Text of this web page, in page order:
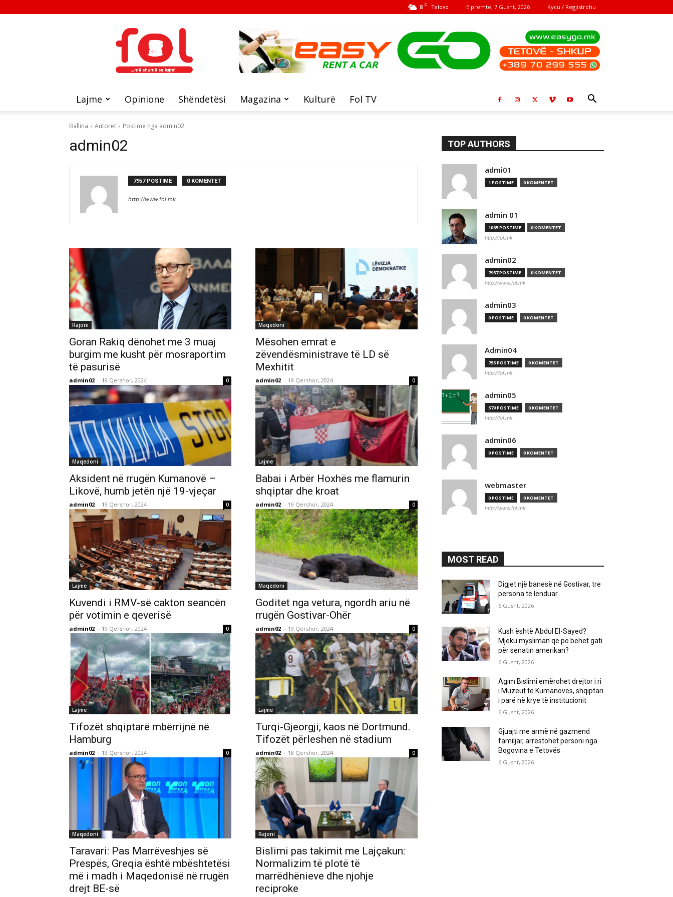
8 C Tetovo E premte, 7 Gusht, 2026 Kycu / Regjistrohu
FOL
Lajme Opinione Shëndetësi Magazina Kulturë Fol TV
Ballina Autorët Postime nga admin02
admin02
7957 POSTIME 0 KOMENTET
http://www.fol.mk
Rajoni
Goran Rakiq dënohet me 3 muaj
burgim me kusht për mosraportim
të pasurisë
admin02 - 19 Qershor, 2024 0
Maqedoni
Mësohen emrat e
zëvendësministrave të LD së
Mexhitit
admin02 - 19 Qershor, 2024 0
Maqedoni
Aksident në rrugën Kumanovë –
Likovë, humb jetën një 19-vjeçar
admin02 - 19 Qershor, 2024 0
Lajme
Babai i Arbër Hoxhës me flamurin
shqiptar dhe kroat
admin02 - 19 Qershor, 2024 0
Lajme
Kuvendi i RMV-së cakton seancën
për votimin e qeverisë
admin02 - 19 Qershor, 2024 0
Maqedoni
Goditet nga vetura, ngordh ariu në
rrugën Gostivar-Ohër
admin02 - 19 Qershor, 2024 0
Lajme
Tifozët shqiptarë mbërrijnë në
Hamburg
admin02 - 19 Qershor, 2024 0
Lajme
Turqi-Gjeorgji, kaos në Dortmund.
Tifozët përleshen në stadium
admin02 - 18 Qershor, 2024 0
Maqedoni
Taravari: Pas Marrëveshjes së
Prespës, Greqia është mbështetësi
më i madh i Maqedonisë në rrugën
drejt BE-së
Rajoni
Bislimi pas takimit me Lajçakun:
Normalizim të plotë të
marrëdhënieve dhe njohje
reciproke
TOP AUTHORS
admi01
1 POSTIME 0 KOMENTET
admin 01
1065 POSTIME 0 KOMENTET
http://fol.mk
admin02
7957 POSTIME 0 KOMENTET
http://www.fol.mk
admin03
0 POSTIME 0 KOMENTET
Admin04
755 POSTIME 0 KOMENTET
http://fol.mk
admin05
579 POSTIME 0 KOMENTET
http://fol.mk
admin06
0 POSTIME 0 KOMENTET
webmaster
0 POSTIME 0 KOMENTET
http://www.fol.mk
MOST READ
Digjet një banesë në Gostivar, tre
persona të lënduar
6 Gusht, 2026
Kush është Abdul El-Sayed?
Mjeku mysliman që po bëhet gati
për senatin amerikan?
6 Gusht, 2026
Agim Bislimi emërohet drejtor i ri
i Muzeut të Kumanovës, shqiptari
i parë në krye të institucionit
6 Gusht, 2026
Gjuajti me armë në gazmend
familjar, arrestohet personi nga
Bogovina e Tetovës
6 Gusht, 2026